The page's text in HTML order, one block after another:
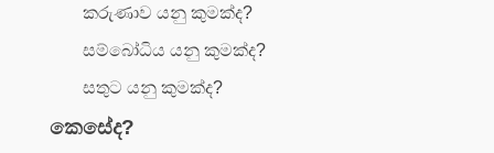
කරුණාව යනු කුමක්ද?
සම්බෝධිය යනු කුමක්ද?
සතුට යනු කුමක්ද?
කෙසේද?